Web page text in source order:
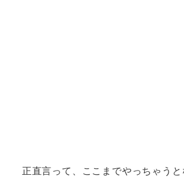
正直言って、ここまでやっちゃう